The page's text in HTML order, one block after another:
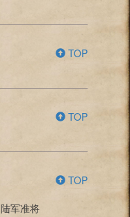
TOP
TOP
TOP
军准将